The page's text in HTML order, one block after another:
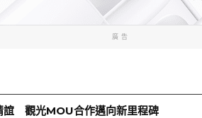
廣告
誼 觀光MOU合作邁向新里程碑